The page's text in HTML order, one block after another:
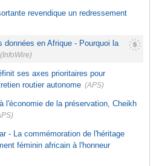
revendique un redressement
données en Afrique - Pourquoi la
(InfoWire)
ses axes prioritaires pour
routier autonome (APS)
l'économie de la préservation, Cheikh
- La commémoration de l'héritage
féminin africain à l'honneur